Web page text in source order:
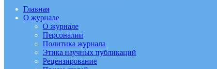
Главная
О журнале
О журнале
Персоналии
Политика журнала
Этика научных публикаций
Рецензирование